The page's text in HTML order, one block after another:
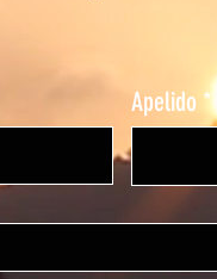
Apelido